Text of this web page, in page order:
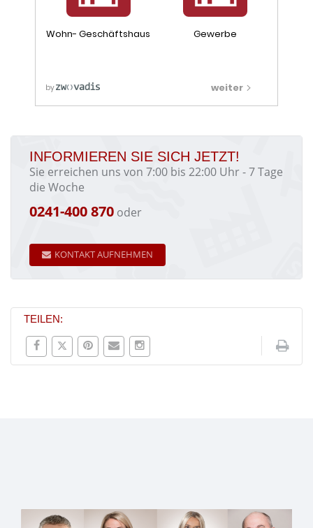
INFORMIEREN SIE SICH JETZT!
Sie erreichen uns von 7:00 bis 22:00 Uhr - 7 Tage
die Woche
0241-400 870 oder
KONTAKT AUFNEHMEN
TEILEN: